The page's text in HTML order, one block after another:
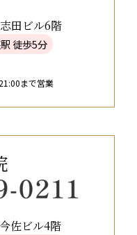
田ビル6階
徒歩5分
まで営業
佐ビル4階